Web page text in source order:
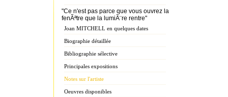
"Ce n'est pas parce que vous ouvrez la
fenÃªtre que la lumiÃ¨re rentre"
Joan MITCHELL en quelques dates
Biographie détaillée
Bibliographie sélective
Principales expositions
Notes sur l'artiste
Oeuvres disponibles